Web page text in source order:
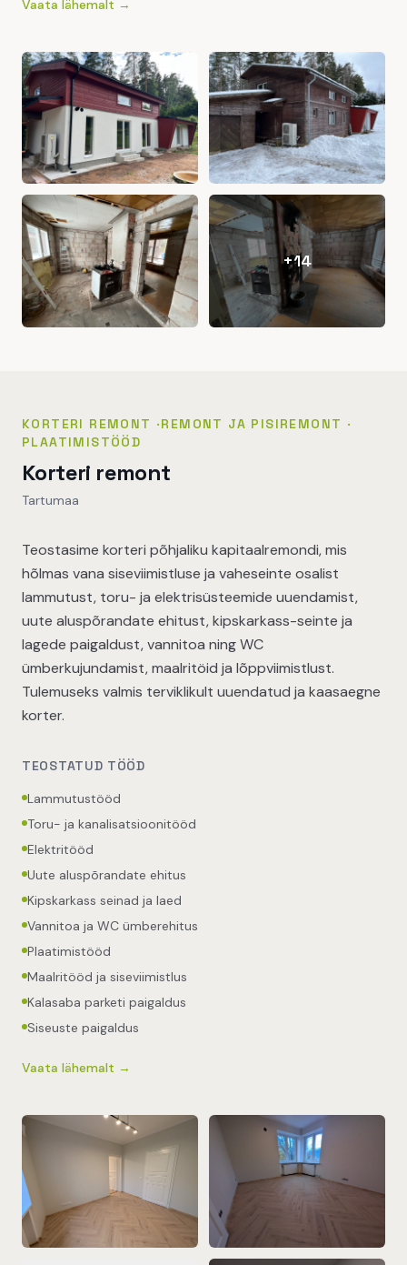
Vaata lähemalt →
+14
KORTERI REMONT ·REMONT JA PISIREMONT ·
PLAATIMISTÖÖD
Korteri remont
Tartumaa
Teostasime korteri põhjaliku kapitaalremondi, mis
hõlmas vana siseviimistluse ja vaheseinte osalist
lammutust, toru- ja elektrisüsteemide uuendamist,
uute aluspõrandate ehitust, kipskarkass-seinte ja
lagede paigaldust, vannitoa ning WC
ümberkujundamist, maalritöid ja lõppviimistlust.
Tulemuseks valmis terviklikult uuendatud ja kaasaegne
korter.
TEOSTATUD TÖÖD
Lammutustööd
Toru- ja kanalisatsioonitööd
Elektritööd
Uute aluspõrandate ehitus
Kipskarkass seinad ja laed
Vannitoa ja WC ümberehitus
Plaatimistööd
Maalritööd ja siseviimistlus
Kalasaba parketi paigaldus
Siseuste paigaldus
Vaata lähemalt →